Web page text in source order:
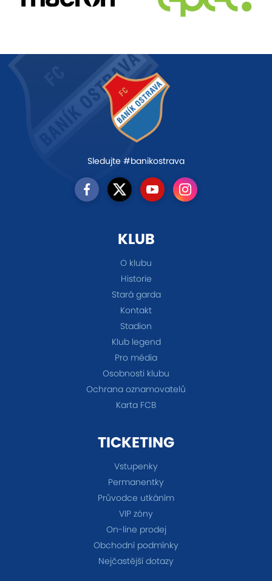
Sledujte #banikostrava
KLUB
O klubu
Historie
Stará garda
Kontakt
Stadion
Klub legend
Pro média
Osobnosti klubu
Ochrana oznamovatelů
Karta FCB
TICKETING
Vstupenky
Permanentky
Průvodce utkáním
VIP zóny
On-line prodej
Obchodní podmínky
Nejčastější dotazy